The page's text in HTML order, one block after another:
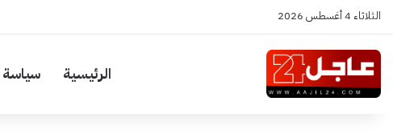
الثلاثاء 4 أغسطس 2026
الرئيسية سياسة